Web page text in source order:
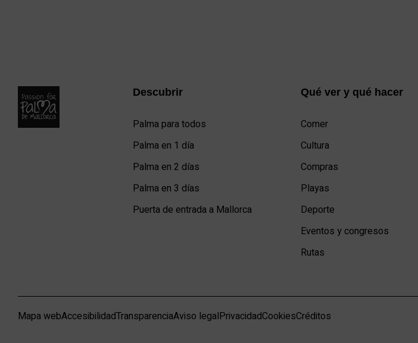
Descubrir
Palma para todos
Palma en 1 día
Palma en 2 días
Palma en 3 días
Puerta de entrada a Mallorca
Qué ver y qué hacer
Comer
Cultura
Compras
Playas
Deporte
Eventos y congresos
Rutas
Mapa webAccesibilidadTransparenciaAviso legalPrivacidadCookiesCréditos